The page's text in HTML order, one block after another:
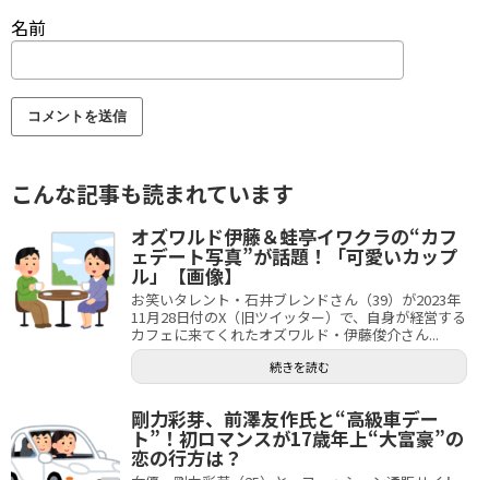
名前
こんな記事も読まれています
オズワルド伊藤＆蛙亭イワクラの“カフ
ェデート写真”が話題！「可愛いカップ
ル」【画像】
お笑いタレント・石井ブレンドさん（39）が2023年
11月28日付のX（旧ツイッター）で、自身が経営する
カフェに来てくれたオズワルド・伊藤俊介さん...
続きを読む
剛力彩芽、前澤友作氏と“高級車デー
ト”！初ロマンスが17歳年上“大富豪”の
恋の行方は？